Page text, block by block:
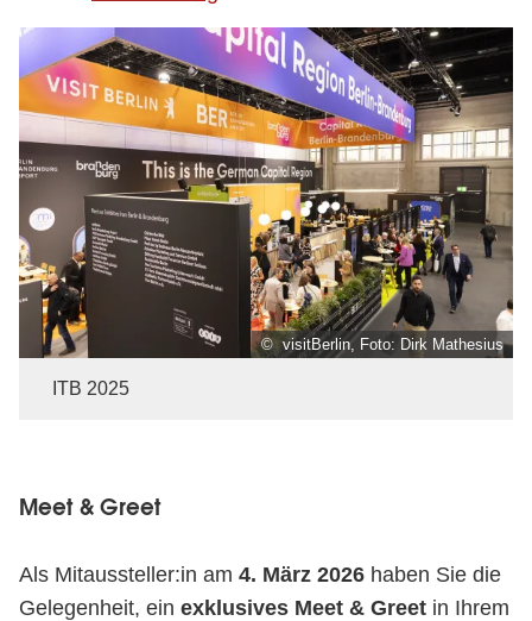
© visitBerlin, Foto: Dirk Mathesius
ITB 2025
Meet
Greet
Meet & Greet
Als Mitaussteller:in am 4. März 2026 haben Sie die
Gelegenheit, ein exklusives Meet & Greet in Ihrem